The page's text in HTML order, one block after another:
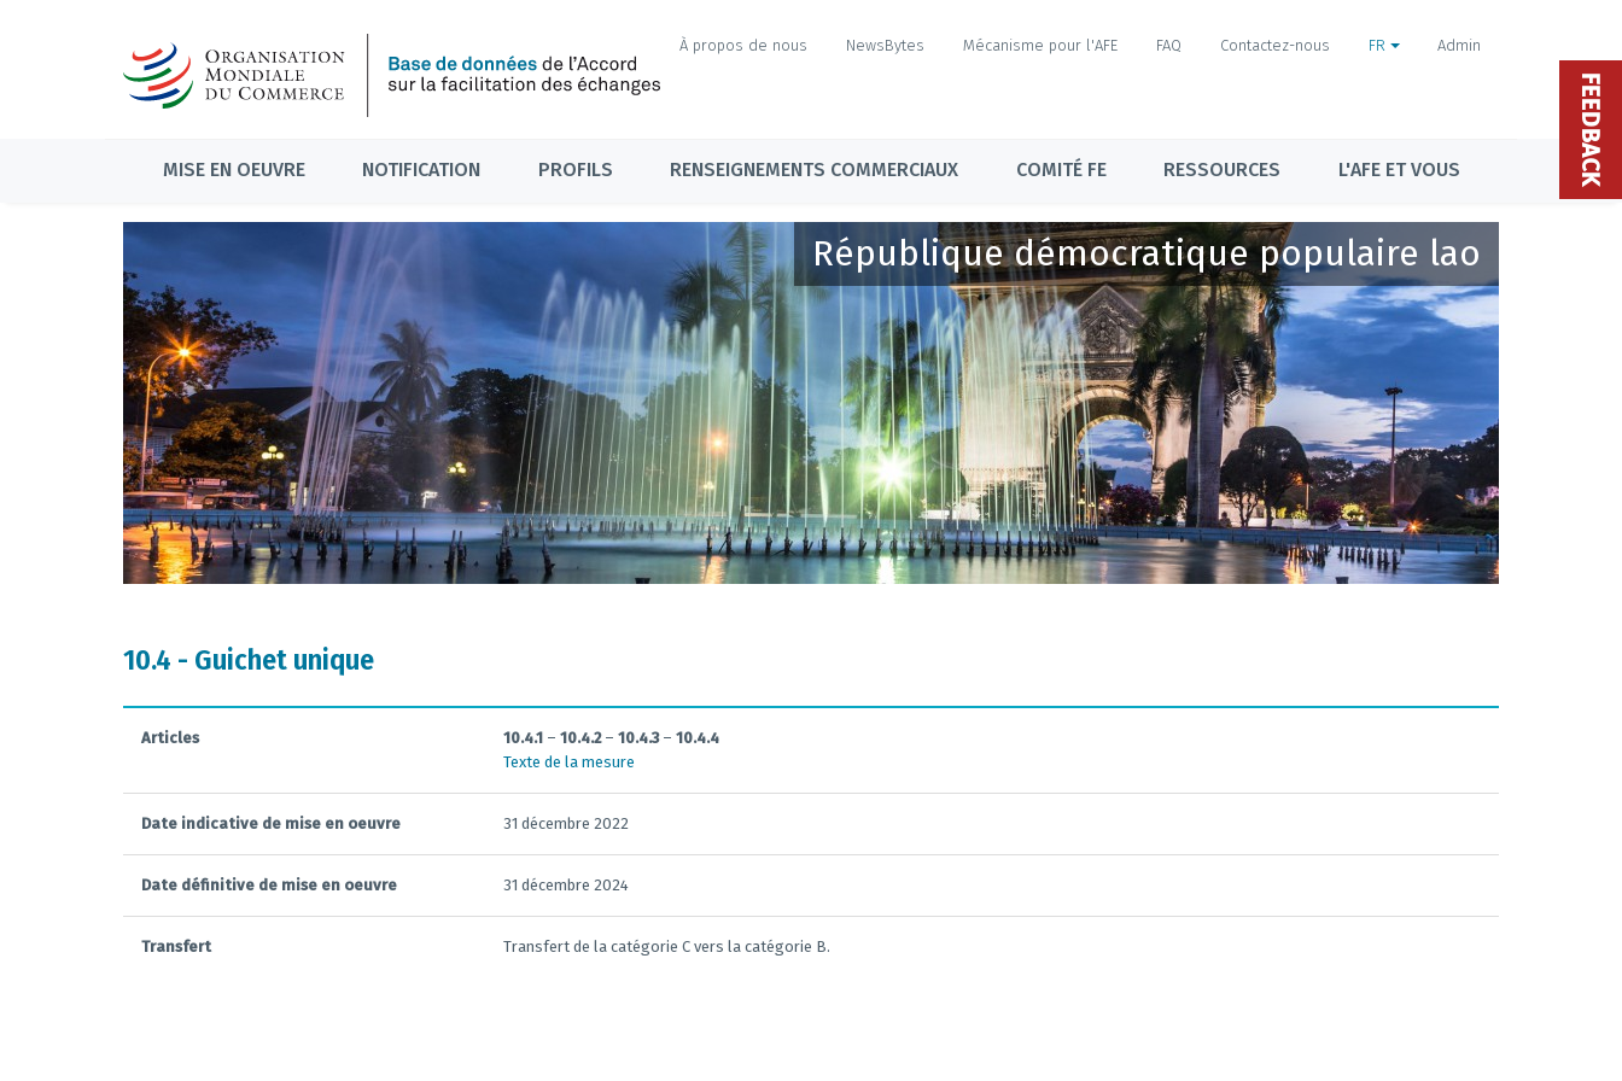
À propos de nous NewsBytes Mécanisme pour l'AFE FAQ Contactez-nous FR Admin
MISE EN OEUVRE NOTIFICATION PROFILS RENSEIGNEMENTS COMMERCIAUX COMITÉ FE RESSOURCES L'AFE ET VOUS
République démocratique populaire lao
10.4 - Guichet unique
Articles 10.4.1 – 10.4.2– 10.4.3– 10.4.4
Texte de la mesure
Date indicative de mise en oeuvre 31 décembre 2022
Date définitive de mise en oeuvre 31 décembre 2024
Transfert Transfert de la catégorie C vers la catégorie B.
FEEDBACK